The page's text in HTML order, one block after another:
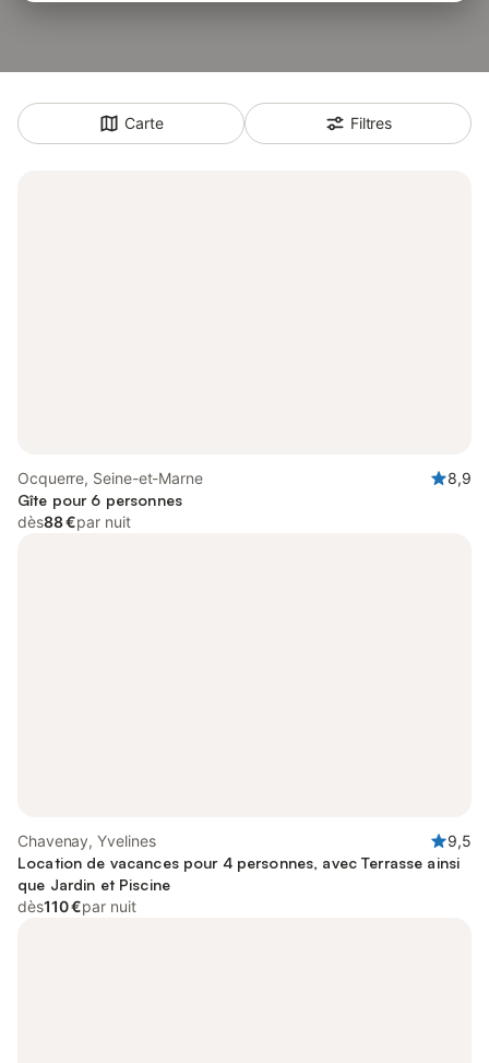
Carte Filtres
Ocquerre, Seine-et-Marne
8,9
Gîte pour 6 personnes
dès88 €par nuit
Chavenay, Yvelines
9,5
Location de vacances pour 4 personnes, avec Terrasse ainsi
que Jardin et Piscine
dès110 €par nuit